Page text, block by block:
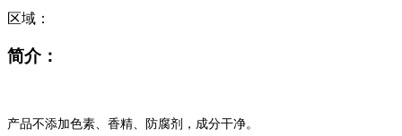
区域：
简介：
产品不添加色素、香精、防腐剂，成分干净。